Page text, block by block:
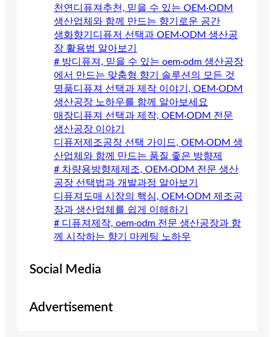
천연디퓨져추천, 믿을 수 있는 OEM·ODM
생산업체와 함께 만드는 향기로운 공간
생화향기디퓨저 선택과 OEM·ODM 생산공
장 활용법 알아보기
# 방디퓨져, 믿을 수 있는 oem·odm 생산공장
에서 만드는 맞춤형 향기 솔루션의 모든 것
명품디퓨져 선택과 제작 이야기, OEM·ODM
생산공장 노하우를 함께 알아보세요
매장디퓨져 선택과 제작, OEM·ODM 전문
생산공장 이야기
디퓨저제조공장 선택 가이드, OEM·ODM 생
산업체와 함께 만드는 품질 좋은 방향제
# 차량용방향제제조, OEM·ODM 전문 생산
공장 선택법과 개발과정 알아보기
디퓨져도매 시장의 핵심, OEM·ODM 제조공
장과 생산업체를 쉽게 이해하기
# 디퓨져제작, oem·odm 전문 생산공장과 함
께 시작하는 향기 마케팅 노하우
Social Media
Advertisement